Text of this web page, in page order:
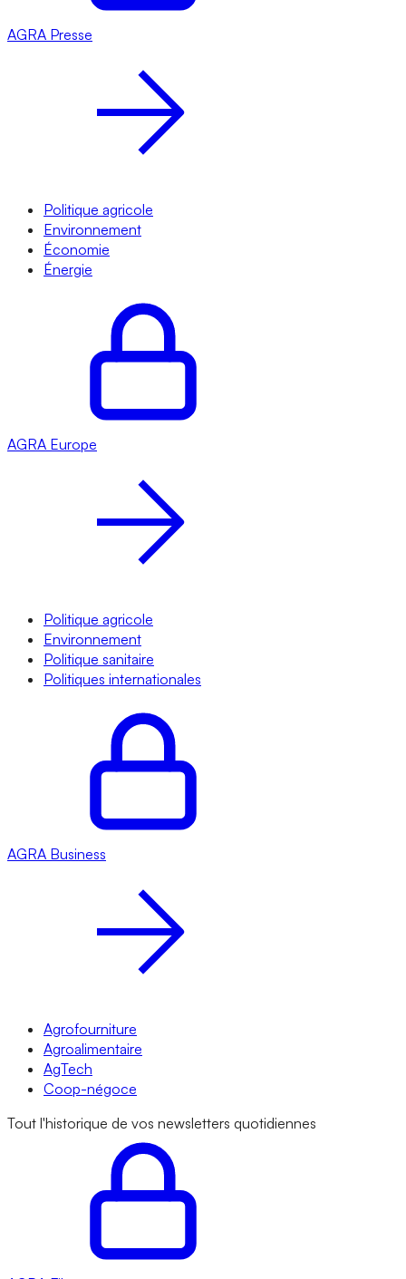
AGRA Presse
Politique agricole
Environnement
Économie
Énergie
AGRA Europe
Politique agricole
Environnement
Politique sanitaire
Politiques internationales
AGRA Business
Agrofourniture
Agroalimentaire
AgTech
Coop-négoce
Tout l'historique de vos newsletters quotidiennes